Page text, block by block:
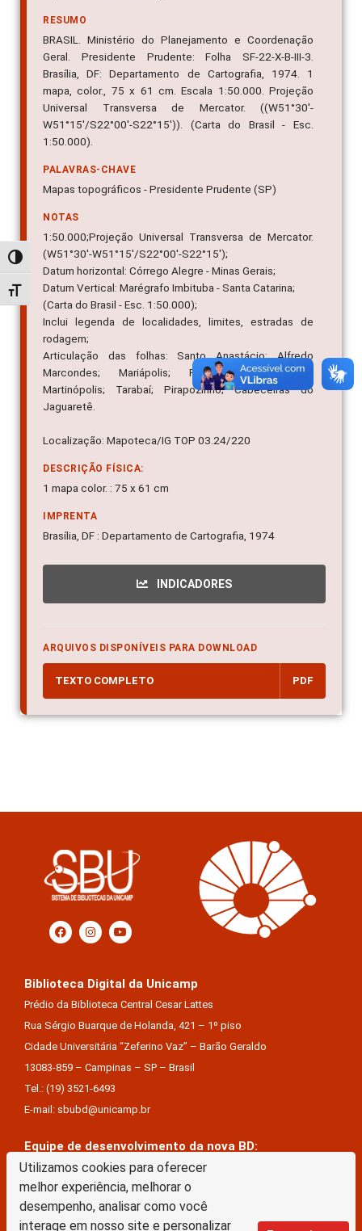
Utilizamos cookies para oferecer
melhor experiência, melhorar o
desempenho, analisar como você
interage em nosso site e personalizar
Alternar alto contraste
Alternar tamanho da fonte
RESUMO
BRASIL. Ministério do Planejamento e Coordenação
Geral. Presidente Prudente: Folha SF-22-X-B-III-3.
Brasília, DF: Departamento de Cartografia, 1974. 1
mapa, color., 75 x 61 cm. Escala 1:50.000. Projeção
Universal Transversa de Mercator. ((W51°30'-
W51°15'/S22°00'-S22°15')). (Carta do Brasil - Esc.
1:50.000).
PALAVRAS-CHAVE
Mapas topográficos - Presidente Prudente (SP)
NOTAS
1:50.000;Projeção Universal Transversa de Mercator.
(W51°30'-W51°15'/S22°00'-S22°15');
Datum horizontal: Córrego Alegre - Minas Gerais;
Datum Vertical: Marégrafo Imbituba - Santa Catarina;
(Carta do Brasil - Esc. 1:50.000);
Inclui legenda de localidades, limites, estradas de
rodagem;
Articulação das folhas: Santo Anastácio; Alfredo
Marcondes; Mariápolis; Presidente Bernardes;
Martinópolis; Tarabaí; Pirapozinho; Cabeceiras do
Jaguaretê.
Localização: Mapoteca/IG TOP 03.24/220
DESCRIÇÃO FÍSICA:
1 mapa color. : 75 x 61 cm
IMPRENTA
Brasília, DF : Departamento de Cartografia, 1974
INDICADORES
ARQUIVOS DISPONÍVEIS PARA DOWNLOAD
TEXTO COMPLETO PDF
Biblioteca Digital da Unicamp
Prédio da Biblioteca Central Cesar Lattes
Rua Sérgio Buarque de Holanda, 421 – 1º piso
Cidade Universitária “Zeferino Vaz” – Barão Geraldo
13083-859 – Campinas – SP – Brasil
Tel.: (19) 3521-6493
E-mail: sbubd@unicamp.br
Equipe de desenvolvimento da nova BD:
Keite Aparecida Duarte
Márcio Vinícius De Jesus Almeida
Saul Victor De Castro E Silva